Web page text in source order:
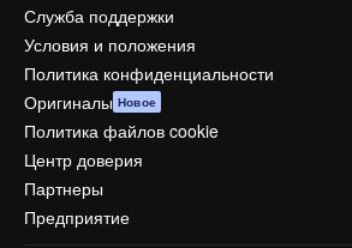
Служба поддержки
Условия и положения
Политика конфиденциальности
Оригиналы Новое
Политика файлов cookie
Центр доверия
Партнеры
Предприятие